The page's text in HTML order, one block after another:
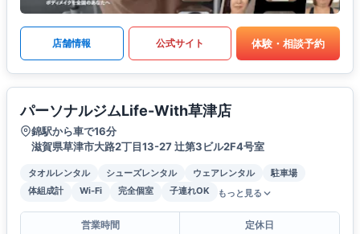
店舗情報 公式サイト 体験・相談予約
パーソナルジムLife-With草津店
錦駅から車で16分
滋賀県草津市大路2丁目13-27 辻第3ビル2F4号室
タオルレンタル シューズレンタル ウェアレンタル
駐車場
体組成計
Wi-Fi 完全個室 子連れOK もっと見る
営業時間
定休日